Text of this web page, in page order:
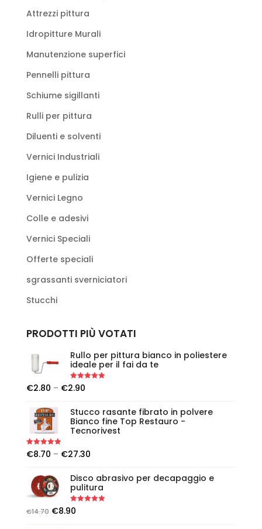
Attrezzi pittura
Idropitture Murali
Manutenzione superfici
Pennelli pittura
Schiume sigillanti
Rulli per pittura
Diluenti e solventi
Vernici Industriali
Igiene e pulizia
Vernici Legno
Colle e adesivi
Vernici Speciali
Offerte speciali
sgrassanti sverniciatori
Stucchi
PRODOTTI PIÙ VOTATI
Rullo per pittura bianco in poliestere
ideale per il fai da te
Rated
out of 5
€2.80 – €2.90
Stucco rasante fibrato in polvere
Bianco fine Top Restauro -
Tecnorivest
Rated5.00
out of 5
€8.70 – €27.30
Disco abrasivo per decapaggio e
pulitura
Rated
out of 5
€14.70 €8.90